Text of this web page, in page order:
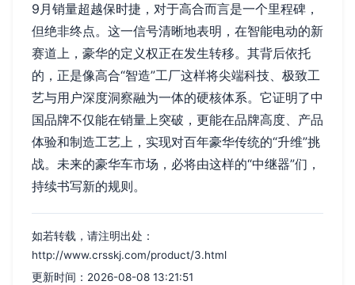
9月销量超越保时捷，对于高合而言是一个里程碑，
但绝非终点。这一信号清晰地表明，在智能电动的新
赛道上，豪华的定义权正在发生转移。其背后依托
的，正是像高合“智造”工厂这样将尖端科技、极致工
艺与用户深度洞察融为一体的硬核体系。它证明了中
国品牌不仅能在销量上突破，更能在品牌高度、产品
体验和制造工艺上，实现对百年豪华传统的“升维”挑
战。未来的豪华车市场，必将由这样的“中继器”们，
持续书写新的规则。
如若转载，请注明出处：
http://www.crsskj.com/product/3.html
更新时间：2026-08-08 13:21:51